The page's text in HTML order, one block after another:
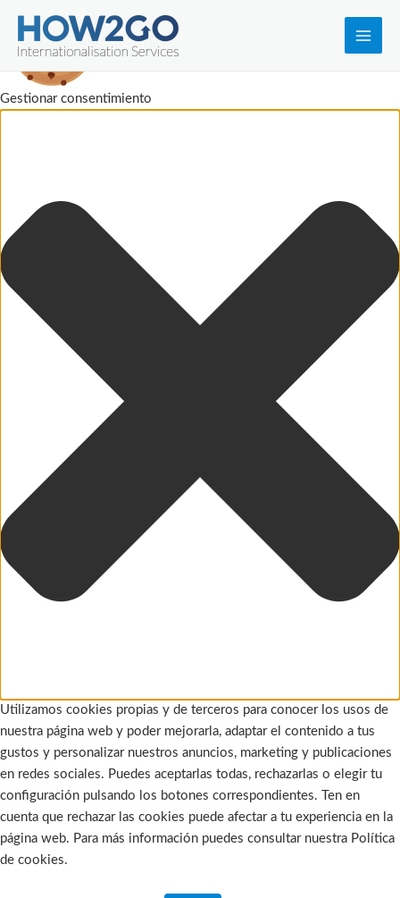
Gestionar consentimiento
Utilizamos cookies propias y de terceros para conocer los usos de
nuestra página web y poder mejorarla, adaptar el contenido a tus
gustos y personalizar nuestros anuncios, marketing y publicaciones
en redes sociales. Puedes aceptarlas todas, rechazarlas o elegir tu
configuración pulsando los botones correspondientes. Ten en
cuenta que rechazar las cookies puede afectar a tu experiencia en la
página web. Para más información puedes consultar nuestra Política
de cookies.
Main